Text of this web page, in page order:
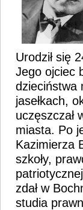
Urodził się
Jego ojciec
dzieciństwa
jasełkach,
uczęszczał
miasta. Po
Kazimierza
szkoły,
zdał w
studia